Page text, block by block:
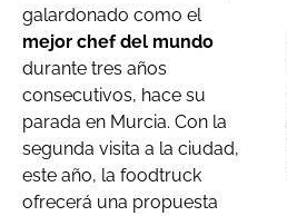
galardonado como el
mejor chef del mundo
durante tres años
consecutivos, hace su
parada en Murcia. Con la
segunda visita a la ciudad,
este año, la foodtruck
ofrecerá una propuesta